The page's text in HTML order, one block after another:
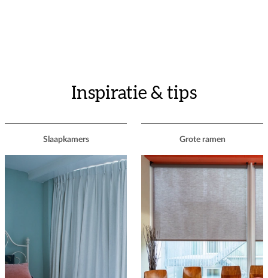
Inspiratie & tips
Slaapkamers Grote ramen